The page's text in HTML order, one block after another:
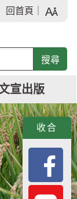
回首頁
小
宣出版
收合